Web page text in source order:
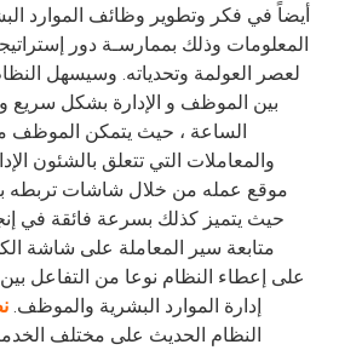
أيضاً في فكر وتطوير وظائف الموارد
المعلومات وذلك بممارسـة دور
لعصر العولمة وتحدياته. وسيسهل
بين الموظف و الإدارة بشكل سريع
الساعة ، حيث يتمكن الموظف
والمعاملات التي تتعلق بالشئون
موقع عمله من خلال شاشات تربطه
حيث يتميز كذلك بسرعة فائقة في
متابعة سير المعاملة على شاشة
على إعطاء النظام نوعا من التفاعل
إدارة الموارد البشرية والموظف.
النظام الحديث على مختلف